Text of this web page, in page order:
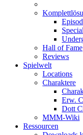
Hall of Fame
Reviews
Spielwelt
Locations
Charaktere
Erw.
Dott
MMM-Wiki
Ressourcen